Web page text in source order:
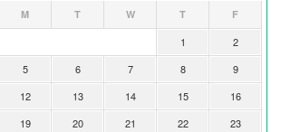
M T W T F
1
2
5 6 7 8
9
12 13 14 15
16
19 20 21 22
23